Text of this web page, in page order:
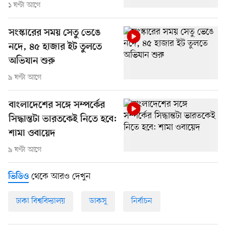
১ ঘণ্টা আগে
সংস্কারের সময় সেতু ভেঙে
নদে, ৪৫ হাজার ইট তুলতে
অভিযান শুরু
৯ ঘণ্টা আগে
বাংলাদেশের সঙ্গে সম্পর্কের
সিদ্ধান্তটা ভারতকেই নিতে হবে:
শামা ওবায়েদ
৯ ঘণ্টা আগে
ভিডিও থেকে আরও দেখুন
ঢাকা বিশ্ববিদ্যালয় ডাকসু নির্বাচন